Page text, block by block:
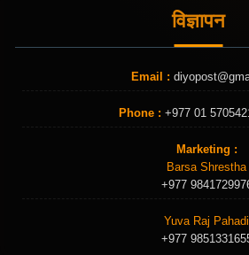
विज्ञापन
Email :
Phone : +977 01
Marketing :
Barsa Shrestha
+977
Yuva Raj Pahadi
+977